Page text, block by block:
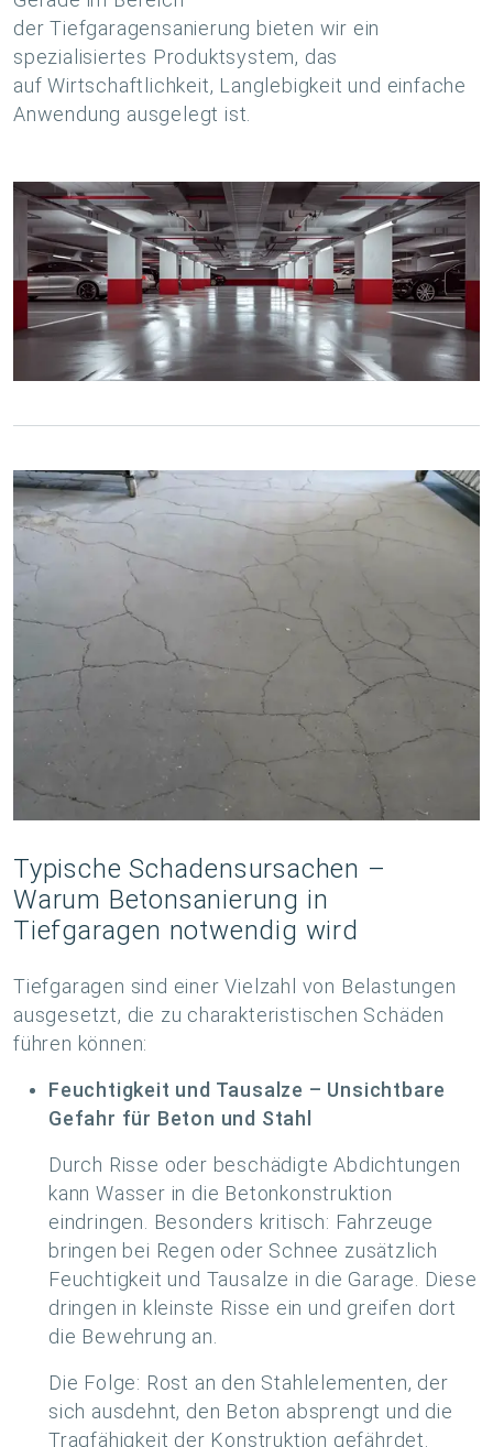
der Tiefgaragensanierung bieten wir ein
spezialisiertes Produktsystem, das
auf Wirtschaftlichkeit, Langlebigkeit und einfache
Anwendung ausgelegt ist.
Typische Schadensursachen –
Warum Betonsanierung in
Tiefgaragen notwendig wird
Tiefgaragen sind einer Vielzahl von Belastungen
ausgesetzt, die zu charakteristischen Schäden
führen können:
Feuchtigkeit und Tausalze – Unsichtbare
Gefahr für Beton und Stahl
Durch Risse oder beschädigte Abdichtungen
kann Wasser in die Betonkonstruktion
eindringen. Besonders kritisch: Fahrzeuge
bringen bei Regen oder Schnee zusätzlich
Feuchtigkeit und Tausalze in die Garage. Diese
dringen in kleinste Risse ein und greifen dort
die Bewehrung an.
Die Folge: Rost an den Stahlelementen, der
sich ausdehnt, den Beton absprengt und die
Tragfähigkeit der Konstruktion gefährdet.